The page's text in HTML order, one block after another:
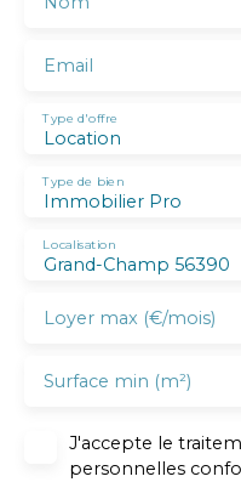
Email
Location
Type d'offre
Immobilier Pro
Type de bien
Grand-Champ 56390
Localisation
Loyer max (€/mois)
Surface min (m²)
J'accepte le
personnelles